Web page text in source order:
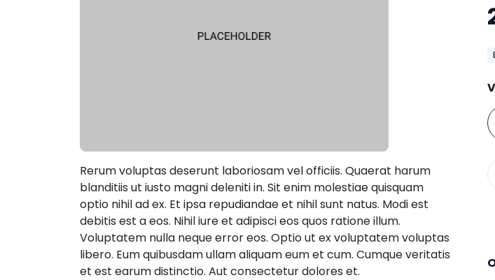
Rerum voluptas deserunt laboriosam vel officiis. Quaerat harum
blanditiis ut iusto magni deleniti in. Sit enim molestiae quisquam
optio nihil ad ex. Et ipsa repudiandae et nihil sunt natus. Modi est
debitis est a eos. Nihil iure et adipisci eos quos ratione illum.
Voluptatem nulla neque error eos. Optio ut ex voluptatem voluptas
libero. Eum quibusdam ullam aliquam eum et cum. Cumque veritatis
et est earum distinctio. Aut consectetur dolores et.